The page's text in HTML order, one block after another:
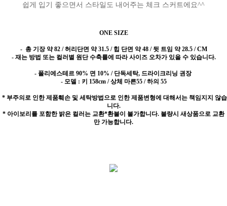
쉽게 입기 좋으면서 스타일도 내어주는 체크 스커트에요^^
ONE SIZE
- 총 기장 약 82 / 허리단면 약 31.5 / 힙 단면 약 48 / 뒷 트임 약 28.5 / CM
- 재는 방법 또는 컬러별 원단 수축률에 따라 사이즈 오차가 있을 수 있습니다.
- 폴리에스테르 90% 면 10% / 단독세탁, 드라이크리닝 권장
- 모델 : 키 158cm / 상체 마른55 / 하의 55
* 부주의로 인한 제품훼손 및 세탁방법으로 인한 제품변형에 대해서는 책임지지 않습
니다.
* 아이보리를 포함한 밝은 컬러는 교환*환불이 불가합니다. 불량시 새상품으로 교환
만 가능합니다.